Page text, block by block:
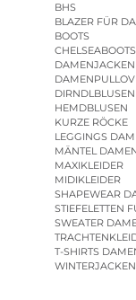
BHS
BLAZER FÜR
BOOTS
CHELSEABOOTS
DAMENJACKEN
DIRNDLBLUSEN
HEMDBLUSEN
KURZE RÖCKE
LEGGINGS
MÄNTEL
MAXIKLEIDER
MIDIKLEIDER
SHAPEWEAR
STIEFELETTEN
SWEATER
T-SHIRTS